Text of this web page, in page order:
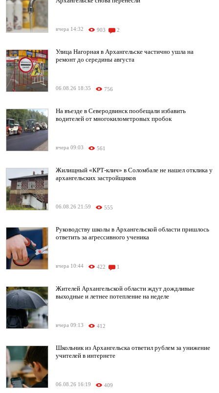
вчера 14:32 903 2
Улица Нагорная в Архангельске частично ушла на
ремонт до середины августа
06.08.26 18:35 756
На въезде в Северодвинск пообещали избавить
водителей от многокилометровых пробок
вчера 09:03 561
Жилищный «КРТ-клич» в Соломбале не нашел отклика у
архангельских застройщиков
06.08.26 21:59 555
Руководству школы в Архангельской области пришлось
ответить за агрессивного ученика
вчера 10:44 422 1
Жителей Архангельской области ждут дождливые
выходные и летнее потепление на неделе
вчера 09:13 412
Школьник из Архангельска ответил рублем за унижение
учителей в интернете
06.08.26 16:19 409